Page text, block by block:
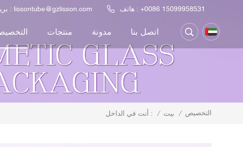
بريد إلكتروني : lissontube@gzlisson.com هاتف : +0086 15099958531
منتجات مدونة اتصل بنا
أنت في الداخل : / بيت / التخصيص